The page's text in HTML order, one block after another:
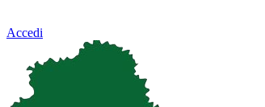
Accedi